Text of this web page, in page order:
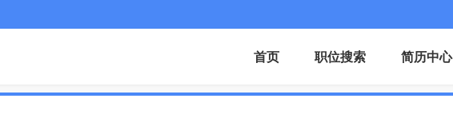
首页 职位搜索 简历中心